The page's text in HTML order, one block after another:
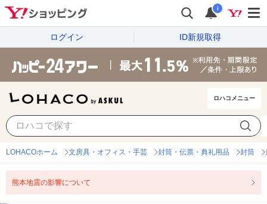
i
ログイン ID新規取得
ロハコメニュー
LOHACOホーム 文房具・オフィス・手芸 封筒・伝票・典礼用品 封筒
熊本地震の影響について